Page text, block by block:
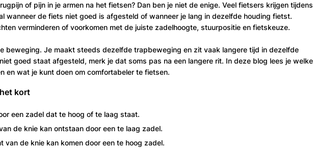
of pijn in je armen na het fietsen? Dan ben je niet de enige. Veel fietsers krijgen
wanneer de fiets niet goed is afgesteld of wanneer je lang in dezelfde houding fietst.
verminderen of voorkomen met de juiste zadelhoogte, stuurpositie en fietskeuze.
beweging. Je maakt steeds dezelfde trapbeweging en zit vaak langere tijd in dezelfde
goed staat afgesteld, merk je dat soms pas na een langere rit. In deze blog lees je welke
en wat je kunt doen om comfortabeler te fietsen.
kort
een zadel dat te hoog of te laag staat.
de knie kan ontstaan door een te laag zadel.
van de knie kan komen door een te hoog zadel.